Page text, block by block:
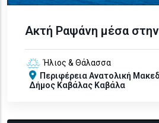
Ακτή Ραψάνη μέσα
Ήλιος & Θάλασσα
ΠεριφέρειαΑνατολική
Δήμος Καβάλας Καβάλα